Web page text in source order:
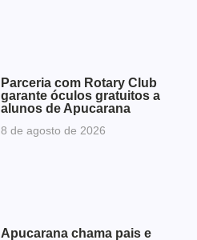
Parceria com Rotary Club
garante óculos gratuitos a
alunos de Apucarana
8 de agosto de 2026
Apucarana chama pais e